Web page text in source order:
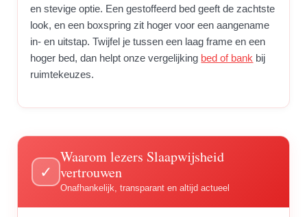
en stevige optie. Een gestoffeerd bed geeft de zachtste
look, en een boxspring zit hoger voor een aangename
in- en uitstap. Twijfel je tussen een laag frame en een
hoger bed, dan helpt onze vergelijking bed of bank bij
ruimtekeuzes.
✓
Waarom lezers Slaapwijsheid
vertrouwen
Onafhankelijk, transparant en altijd actueel